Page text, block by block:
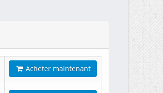
Acheter maintenant